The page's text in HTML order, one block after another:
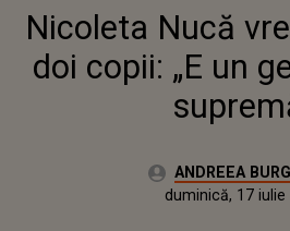
ADOPTE
DE
Nicoleta Nucă
doi copii: „E un
Autor:ANDREEA
marți, 8 decembrie 2020Actualizat:
duminică, 17 iulie